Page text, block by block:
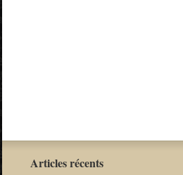
Articles récents